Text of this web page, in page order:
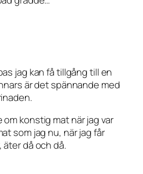
jag kan få tillgång till en
är det spännande med
konstig mat när jag var
som jag nu, när jag får
äter då och då.